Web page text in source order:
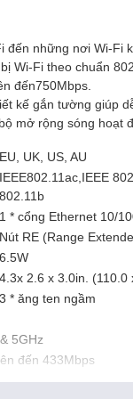
đến những nơi Wi-Fi
Wi-Fi theo chuẩn
đến750Mbps.
kế gắn tường giúp
mở rộng sóng hoạt
EU, UK, US, AU
IEEE802.11ac,IEEE
802.11b
1 * cổng Ethernet 10/
Nút RE (Range
6.5W
4.3x 2.6 x 3.0in. (110.0
3 * ăng ten ngầm
5GHz
đến 433Mbps